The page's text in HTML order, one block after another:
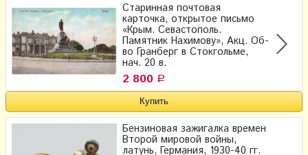
Старинная почтовая
карточка, открытое письмо
«Крым. Севастополь.
Памятник Нахимову», Акц. Об-
во Гранберг в Стокгольме,
нач. 20 в.
2 800 Р
Бензиновая зажигалка времен
Второй мировой войны,
латунь, Германия, 1930-40 гг.